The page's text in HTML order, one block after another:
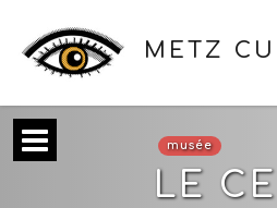
METZ
musée
LE